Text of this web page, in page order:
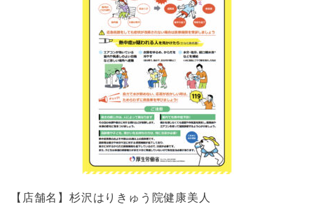
【 店舗名】杉沢はりきゅう院健康美人